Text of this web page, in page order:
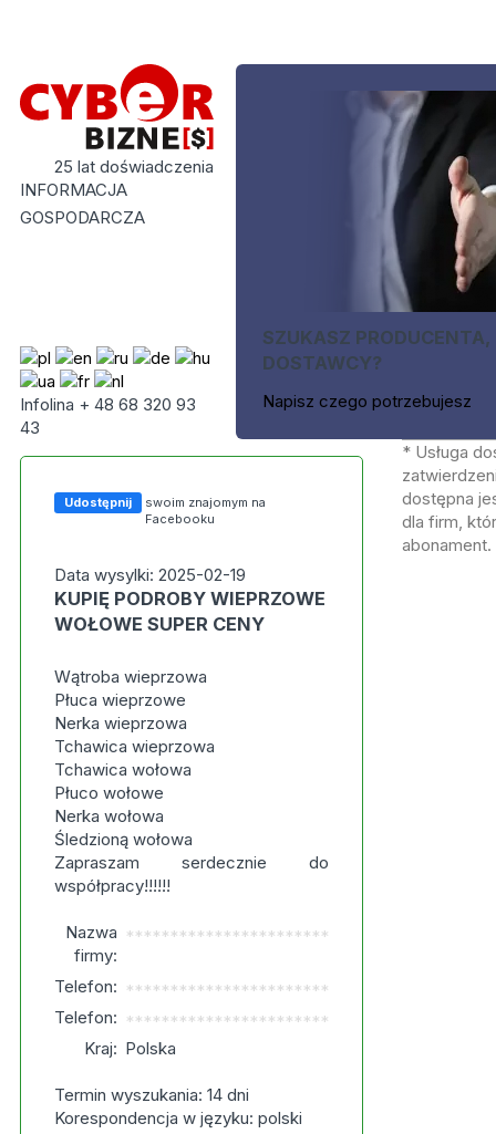
25 lat doświadczenia
INFORMACJA
GOSPODARCZA
Infolina + 48 68 320 93
43
SZUKASZ PRODUCENTA,
DOSTAWCY?
Napisz czego potrzebujesz
Udostępnij
swoim znajomym na
Facebooku
Data wysylki: 2025-02-19
KUPIĘ PODROBY WIEPRZOWE
WOŁOWE SUPER CENY
Wątroba wieprzowa
Płuca wieprzowe
Nerka wieprzowa
Tchawica wieprzowa
Tchawica wołowa
Płuco wołowe
Nerka wołowa
Śledzioną wołowa
Zapraszam serdecznie do
współpracy!!!!!!
Nazwa
firmy:
***********************
Telefon: ***********************
Telefon: ***********************
Kraj: Polska
Termin wyszukania: 14 dni
Korespondencja w języku: polski
* Usługa
dostępna
dla firm,
abonament.